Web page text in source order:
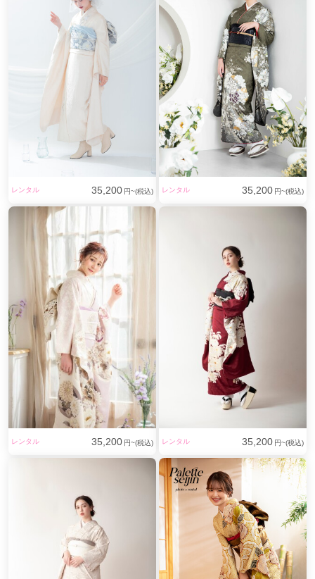
レンタル 35,200 円~(税込) レンタル 35,200 円~(税込)
レンタル 35,200 円~(税込) レンタル 35,200 円~(税込)